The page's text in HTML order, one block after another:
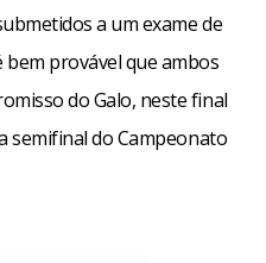
a um exame de
bem provável que ambos
do Galo, neste final
semifinal do Campeonato